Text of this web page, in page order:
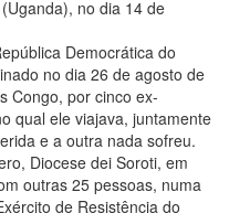
no dia 14 de
Democrática do
no dia 26 de agosto de
Congo, por cinco ex-
qual ele viajava, juntamente
e a outra nada sofreu.
Diocese dei Soroti, em
outras 25 pessoas, numa
de Resistência do